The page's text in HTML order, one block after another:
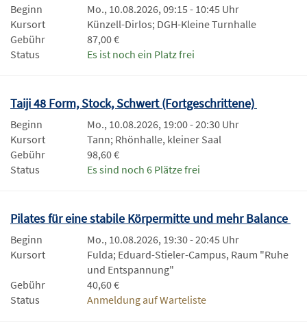
Beginn
Mo., 10.08.2026, 09:15 - 10:45 Uhr
Kursort
Künzell-Dirlos; DGH-Kleine Turnhalle
Gebühr
87,00 €
Status
Es ist noch ein Platz frei
Taiji 48 Form, Stock, Schwert (Fortgeschrittene)
Beginn
Mo., 10.08.2026, 19:00 - 20:30 Uhr
Kursort
Tann; Rhönhalle, kleiner Saal
Gebühr
98,60 €
Status
Es sind noch 6 Plätze frei
Pilates für eine stabile Körpermitte und mehr Balance
Beginn
Mo., 10.08.2026, 19:30 - 20:45 Uhr
Kursort
Fulda; Eduard-Stieler-Campus, Raum "Ruhe
und Entspannung"
Gebühr
40,60 €
Status
Anmeldung auf Warteliste